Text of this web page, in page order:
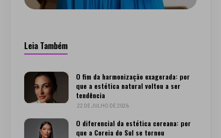
Leia Também
O fim da harmonização exagerada: por
que a estética natural voltou a ser
tendência
22 DE JULHO DE 2026
O diferencial da estética coreana: por
que a Coreia do Sul se tornou